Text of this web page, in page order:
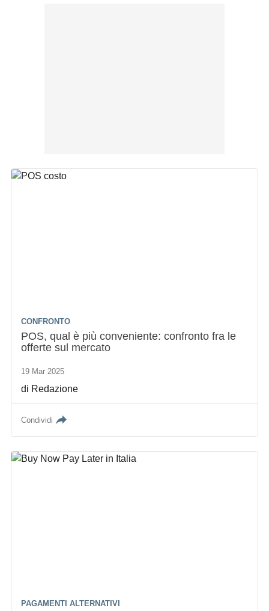
CONFRONTO
POS, qual è più conveniente: confronto fra le
offerte sul mercato
19 Mar 2025
di Redazione
Condividi
PAGAMENTI ALTERNATIVI